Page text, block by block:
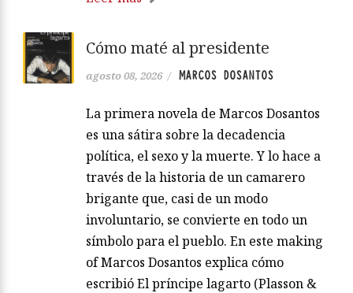
Cómo maté al presidente
agosto 08, 2026 / MARCOS DOSANTOS
La primera novela de Marcos Dosantos
es una sátira sobre la decadencia
política, el sexo y la muerte. Y lo hace a
través de la historia de un camarero
brigante que, casi de un modo
involuntario, se convierte en todo un
símbolo para el pueblo. En este making
of Marcos Dosantos explica cómo
escribió El príncipe lagarto (Plasson &